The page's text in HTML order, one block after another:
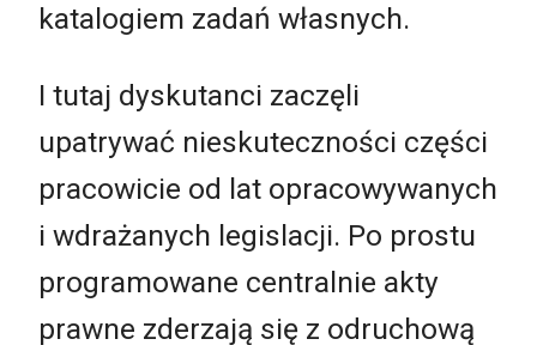
katalogiem zadań własnych.
I tutaj dyskutanci zaczęli
upatrywać nieskuteczności części
pracowicie od lat opracowywanych
i wdrażanych legislacji. Po prostu
programowane centralnie akty
prawne zderzają się z odruchową